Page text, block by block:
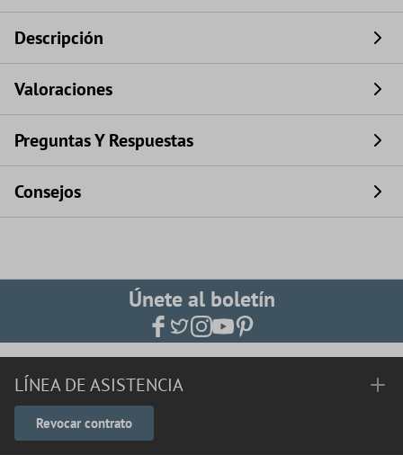
Descripción
Valoraciones
Preguntas Y Respuestas
Consejos
Únete al boletín
LÍNEA DE ASISTENCIA
Revocar contrato